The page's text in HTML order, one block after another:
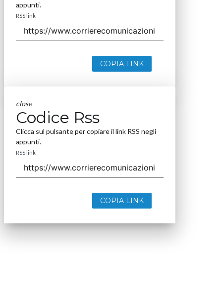
appunti.
RSS link
COPIA LINK
close
Codice Rss
Clicca sul pulsante per copiare il link RSS negli
appunti.
RSS link
COPIA LINK